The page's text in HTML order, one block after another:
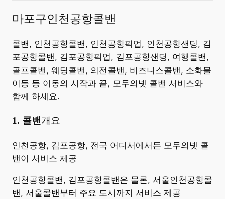
마포구인천공항콜밴
콜밴, 인천공항콜밴, 인천공항픽업, 인천공항샌딩, 김
포공항콜밴, 김포공항픽업, 김포공항샌딩, 여행콜밴,
골프콜밴, 웨딩콜밴, 의전콜밴, 비즈니스콜밴, 소화물
이동 등 이동의 시작과 끝, 모두의넷 콜밴 서비스와
함께 하세요.
​1. 콜밴 개요
​인천공항, 김포공항, 전국 어디서에서든 모두의넷 콜
밴이 서비스 제공
인천공항콜밴, 김포공항콜밴은 물론, 서울인천공항콜
밴, 서울콜밴부터 주요 도시까지 서비스 제공